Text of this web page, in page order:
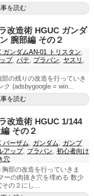
を読む
改造術 HGUC ガンダ
腕部編 その２
ガンダムAN-01 トリスタン,
プ, パテ, プラバン, ヤスリ ,
の残りの改造を行っていき
ク (adsbygoogle = win...
を読む
改造術 HGUC 1/144
その２
バーザム, ガンダム, ガンプ
アップ, プラバン, 初心者向け
穴
部の改造を行っていきま
ーの肉抜き穴を埋める 数少
その２にし...